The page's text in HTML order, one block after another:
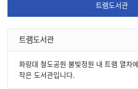
트램도서관
트램도서관
화랑대 철도공원 불빛정원 내 트램 열차
작은 도서관입니다.